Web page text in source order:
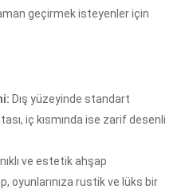
geçirmek isteyenler için
Dış yüzeyinde standart
iç kısmında ise zarif desenli
ve estetik ahşap
oyunlarınıza rustik ve lüks bir